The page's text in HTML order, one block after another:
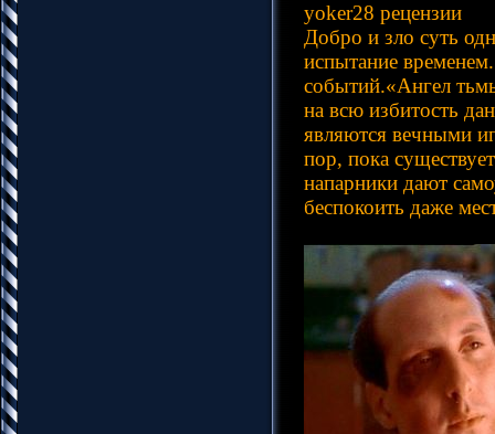
yoker28 рецензии
Добро и зло суть
испытание
событий.«Ангел
на всю избитость
являются вечными
пор, пока
напарники дают
беспокоить даже